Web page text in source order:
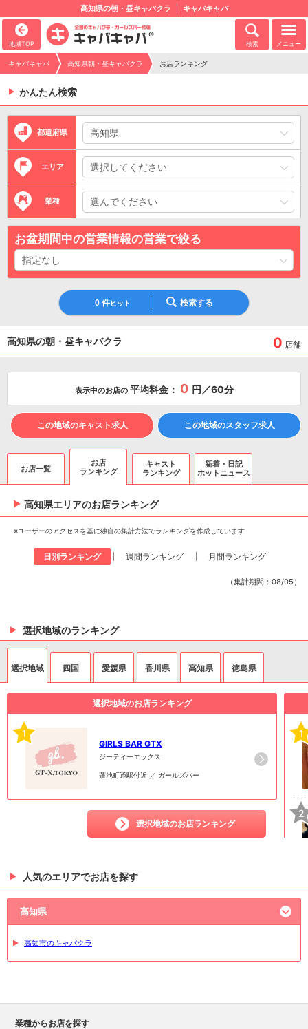
高知県の朝・昼キャバクラ キャバキャバ
地域TOP 検索 メニュー
キャバキャバ 高知県朝・昼キャバクラ お店ランキング
かんたん検索
都道府県
エリア
業種
お盆期間中の営業情報の営業で絞る
0 件ヒット 検索する
高知県の朝・昼キャバクラ 0 店舗
表示中のお店の 平均料金： 0 円／60分
この地域のキャスト求人 この地域のスタッフ求人
お店一覧
お店
ランキング
キャスト
ランキング
新着・日記
ホットニュース
高知県エリアのお店ランキング
※ユーザーのアクセスを基に独自の集計方法でランキングを作成しています
日別ランキング 週間ランキング 月間ランキング
（集計期間：08/05）
選択地域のランキング
選択地域 四国 愛媛県 香川県 高知県 徳島県
選択地域のお店ランキング
1
GIRLS BAR GTX
ジーティーエックス
蓮池町通駅付近 ／ ガールズバー
選択地域のお店ランキング
1
2
人気のエリアでお店を探す
高知県
高知市のキャバクラ
業種からお店を探す